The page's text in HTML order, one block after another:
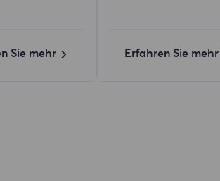
Sie mehr Erfahren Sie mehr